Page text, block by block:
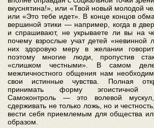
вкуснятина!», или «Твой новый молодой
или «Это тебе идет». В конце концов
вершиной этики — например, когда в
и спрашивают, не укрываете ли вы на
почему взрослые учат детей «невинной
них здоровую меру в желании
поэтому многие люди, пропустив
«слишком честными». В самом
межличностного общения нам
свои истинные чувства. Полная
принимать форму эгоистичной
Самоконтроль — это волевой
сдерживать не только ложь, но и
вести себя приемлемым для общества
образом.